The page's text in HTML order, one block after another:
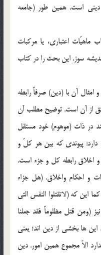
ديني است. همين طور (جامعه
ماهيّات اعتباري، يا مركبات
سوز. اين بحث را در كتاب
امثال آن با (دين) صرفاً رابطه
از آن است. توضيح مطلب آن
در ذات (موهوم) خود مستقل
دارد: پيوندي كه بين هر كلّ و
و اخلاق رابطه كل و جزء است.
و احكام واخلاق. (هل جزاء
اين كه (لاتقتلوا النفس التي
(ومن قتل مظلوماً فقد جعلنا
ها بخشي از دين اند؛ يعني
الاّ مجموع همين امور. دين